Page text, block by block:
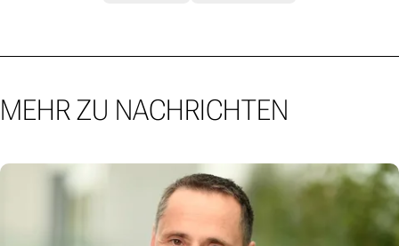
MEHR ZU NACHRICHTEN